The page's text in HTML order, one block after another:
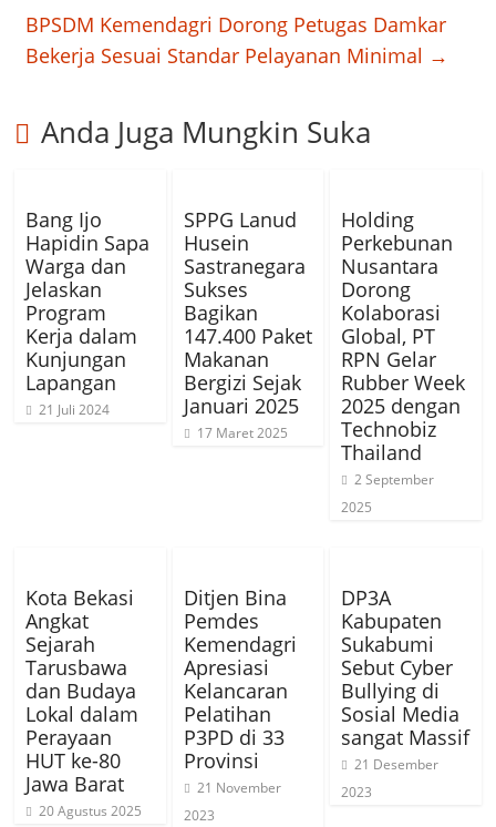
BPSDM Kemendagri Dorong Petugas Damkar
Bekerja Sesuai Standar Pelayanan Minimal →
Anda Juga Mungkin Suka
Bang Ijo
Hapidin Sapa
Warga dan
Jelaskan
Program
Kerja dalam
Kunjungan
Lapangan
21 Juli 2024
SPPG Lanud
Husein
Sastranegara
Sukses
Bagikan
147.400 Paket
Makanan
Bergizi Sejak
Januari 2025
17 Maret 2025
Holding
Perkebunan
Nusantara
Dorong
Kolaborasi
Global, PT
RPN Gelar
Rubber Week
2025 dengan
Technobiz
Thailand
2 September
2025
Kota Bekasi
Angkat
Sejarah
Tarusbawa
dan Budaya
Lokal dalam
Perayaan
HUT ke-80
Jawa Barat
20 Agustus 2025
Ditjen Bina
Pemdes
Kemendagri
Apresiasi
Kelancaran
Pelatihan
P3PD di 33
Provinsi
21 November
2023
DP3A
Kabupaten
Sukabumi
Sebut Cyber
Bullying di
Sosial Media
sangat Massif
21 Desember
2023